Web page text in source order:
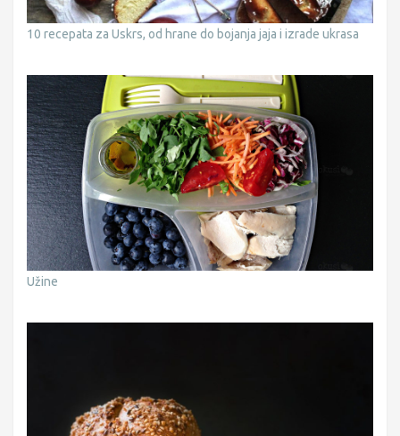
10 recepata za Uskrs, od hrane do bojanja jaja i izrade ukrasa
Užine